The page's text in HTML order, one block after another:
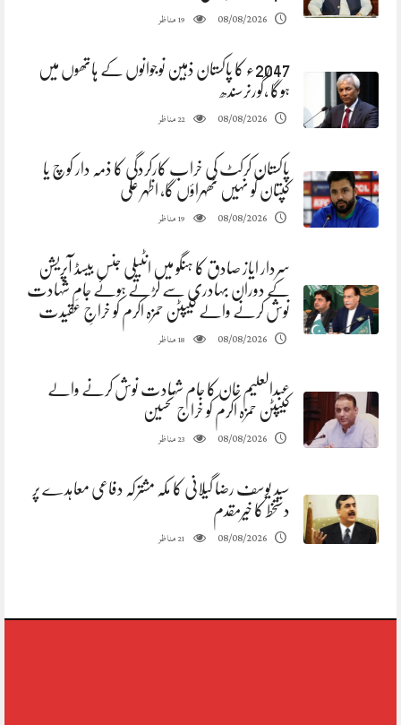
08/08/2026
19مناظر
2047ء کا پاکستان ذہین نوجوانوں کے ہاتھوں میں
ہوگا ،گورنرسندھ
08/08/2026
22مناظر
پاکستان کرکٹ کی خراب کارکردگی کا ذمہ دار کوچ یا
کپتان کو نہیں ٹھہراؤں گا، اظہر علی
08/08/2026
19مناظر
سردار ایاز صادق کا ہنگو میں انٹیلی جنس بیسڈ آپریشن
کے دوران بہادری سے لڑتے ہوئے جامِ شہادت
نوش کرنے والے کیپٹن حمزہ اکرم کو خراجِ عقیدت
08/08/2026
18مناظر
عبدالعلیم خان کا جام شہادت نوش کرنے والے
کیپٹن حمزہ اکرم کو خراج تحسین
08/08/2026
23مناظر
سید یوسف رضا گیلانی کا مکہ مشترکہ دفاعی معاہدے پر
دستخط کا خیرمقدم
08/08/2026
21مناظر